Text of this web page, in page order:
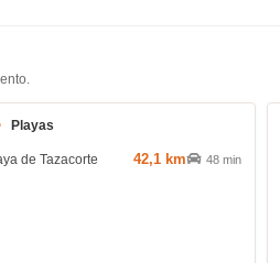
Playas
de Tazacorte 42,1 km 48 min